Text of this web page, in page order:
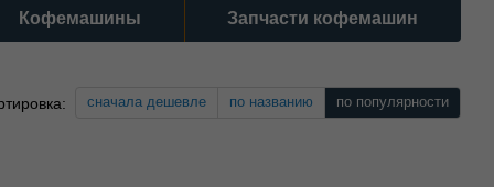
Кофемашины Запчасти кофемашин
сначала дешевле по названию по популярности